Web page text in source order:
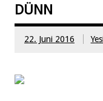
DÜNN
22. Juni 2016